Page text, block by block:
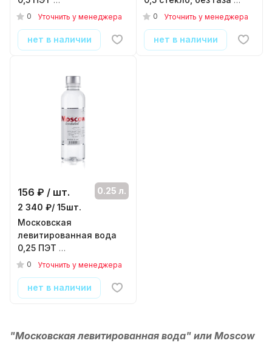
( 12шт./уп. )
0 Уточнить у менеджера
нет в наличии
( 12шт./уп. )
0 Уточнить у менеджера
нет в наличии
156 ₽ / шт.
0.25 л.
2 340 ₽/ 15шт.
Московская
левитированная вода
0,25 ПЭТ
( 15шт./уп. )
0 Уточнить у менеджера
нет в наличии
"Московская левитированная вода" или Moscow